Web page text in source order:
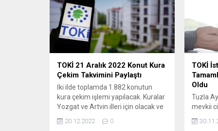
(adsbygoogle =
window.adsbygoogle || ).push({}); ...
milyon
bin 218
TOKİ 21 Aralık 2022 Konut Kura
Çekim Takvimini Paylaştı
İki ilde toplamda 1.882 konutun
kura çekim işlemi yapılacak. Kuralar
Yozgat ve Artvin illeri için olacak ve
Çekimi Nereden İzlenir? Kura
20.12.2022 0
TOKİ
Oldu
Tuzla
mevkii
başladı.